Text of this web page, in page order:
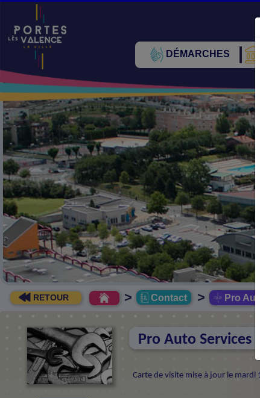
DÉMARCHES
Précédent
RETOUR > Contact > Pro
Pro Auto Services
Carte de visite mise à jour le